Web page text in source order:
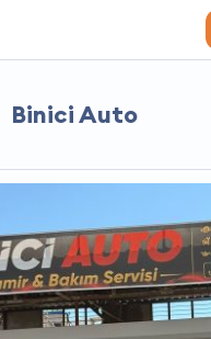
Binici Auto